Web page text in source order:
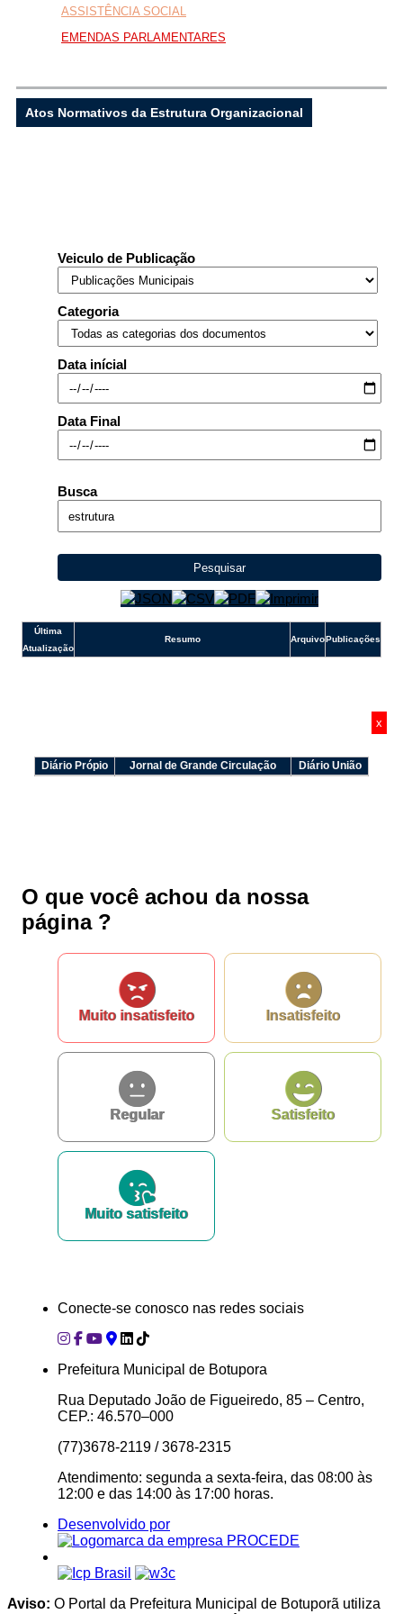
Ligue para nós
Ou seja atendido presencialmente
Segunda a sexta-feira, das 08:00 às 12:00
e das 14:00 às 17:00 horas.
Rua Deputado João de Figueiredo, 85 –
Centro
Outros meios de contato
e-SIC
ASSISTÊNCIA SOCIAL
EMENDAS PARLAMENTARES
Atos Normativos da Estrutura Organizacional
Veiculo de Publicação
Categoria
Data inícial
Data Final
Busca
Pesquisar
Última
Atualização
Resumo ArquivoPublicações
x
Diário Própio Jornal de Grande Circulação Diário União
O que você achou da nossa
página ?
Muito insatisfeito Insatisfeito
Regular Satisfeito
Muito satisfeito
Conecte-se conosco nas redes sociais
Prefeitura Municipal de Botupora
Rua Deputado João de Figueiredo, 85 – Centro,
CEP.: 46.570–000
(77)3678-2119 / 3678-2315
Atendimento: segunda a sexta-feira, das 08:00 às
12:00 e das 14:00 às 17:00 horas.
Desenvolvido por
Aviso: O Portal da Prefeitura Municipal de Botuporã utiliza